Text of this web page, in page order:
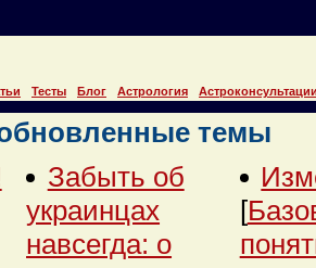
Тесты Блог Астрология
темы
Забыть об
украинцах
навсегда: о
[